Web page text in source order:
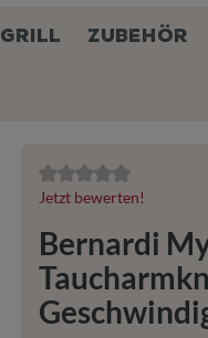
GRILL ZUBEHÖR
Durchschnittliche
Jetzt bewerten!
Bernardi